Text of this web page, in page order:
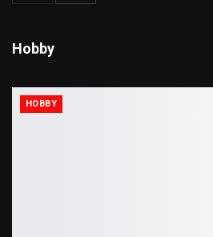
Hobby
HOBBY